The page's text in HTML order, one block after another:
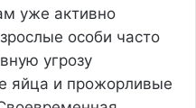
уже активно
особи часто
угрозу
яйца и прожорливые